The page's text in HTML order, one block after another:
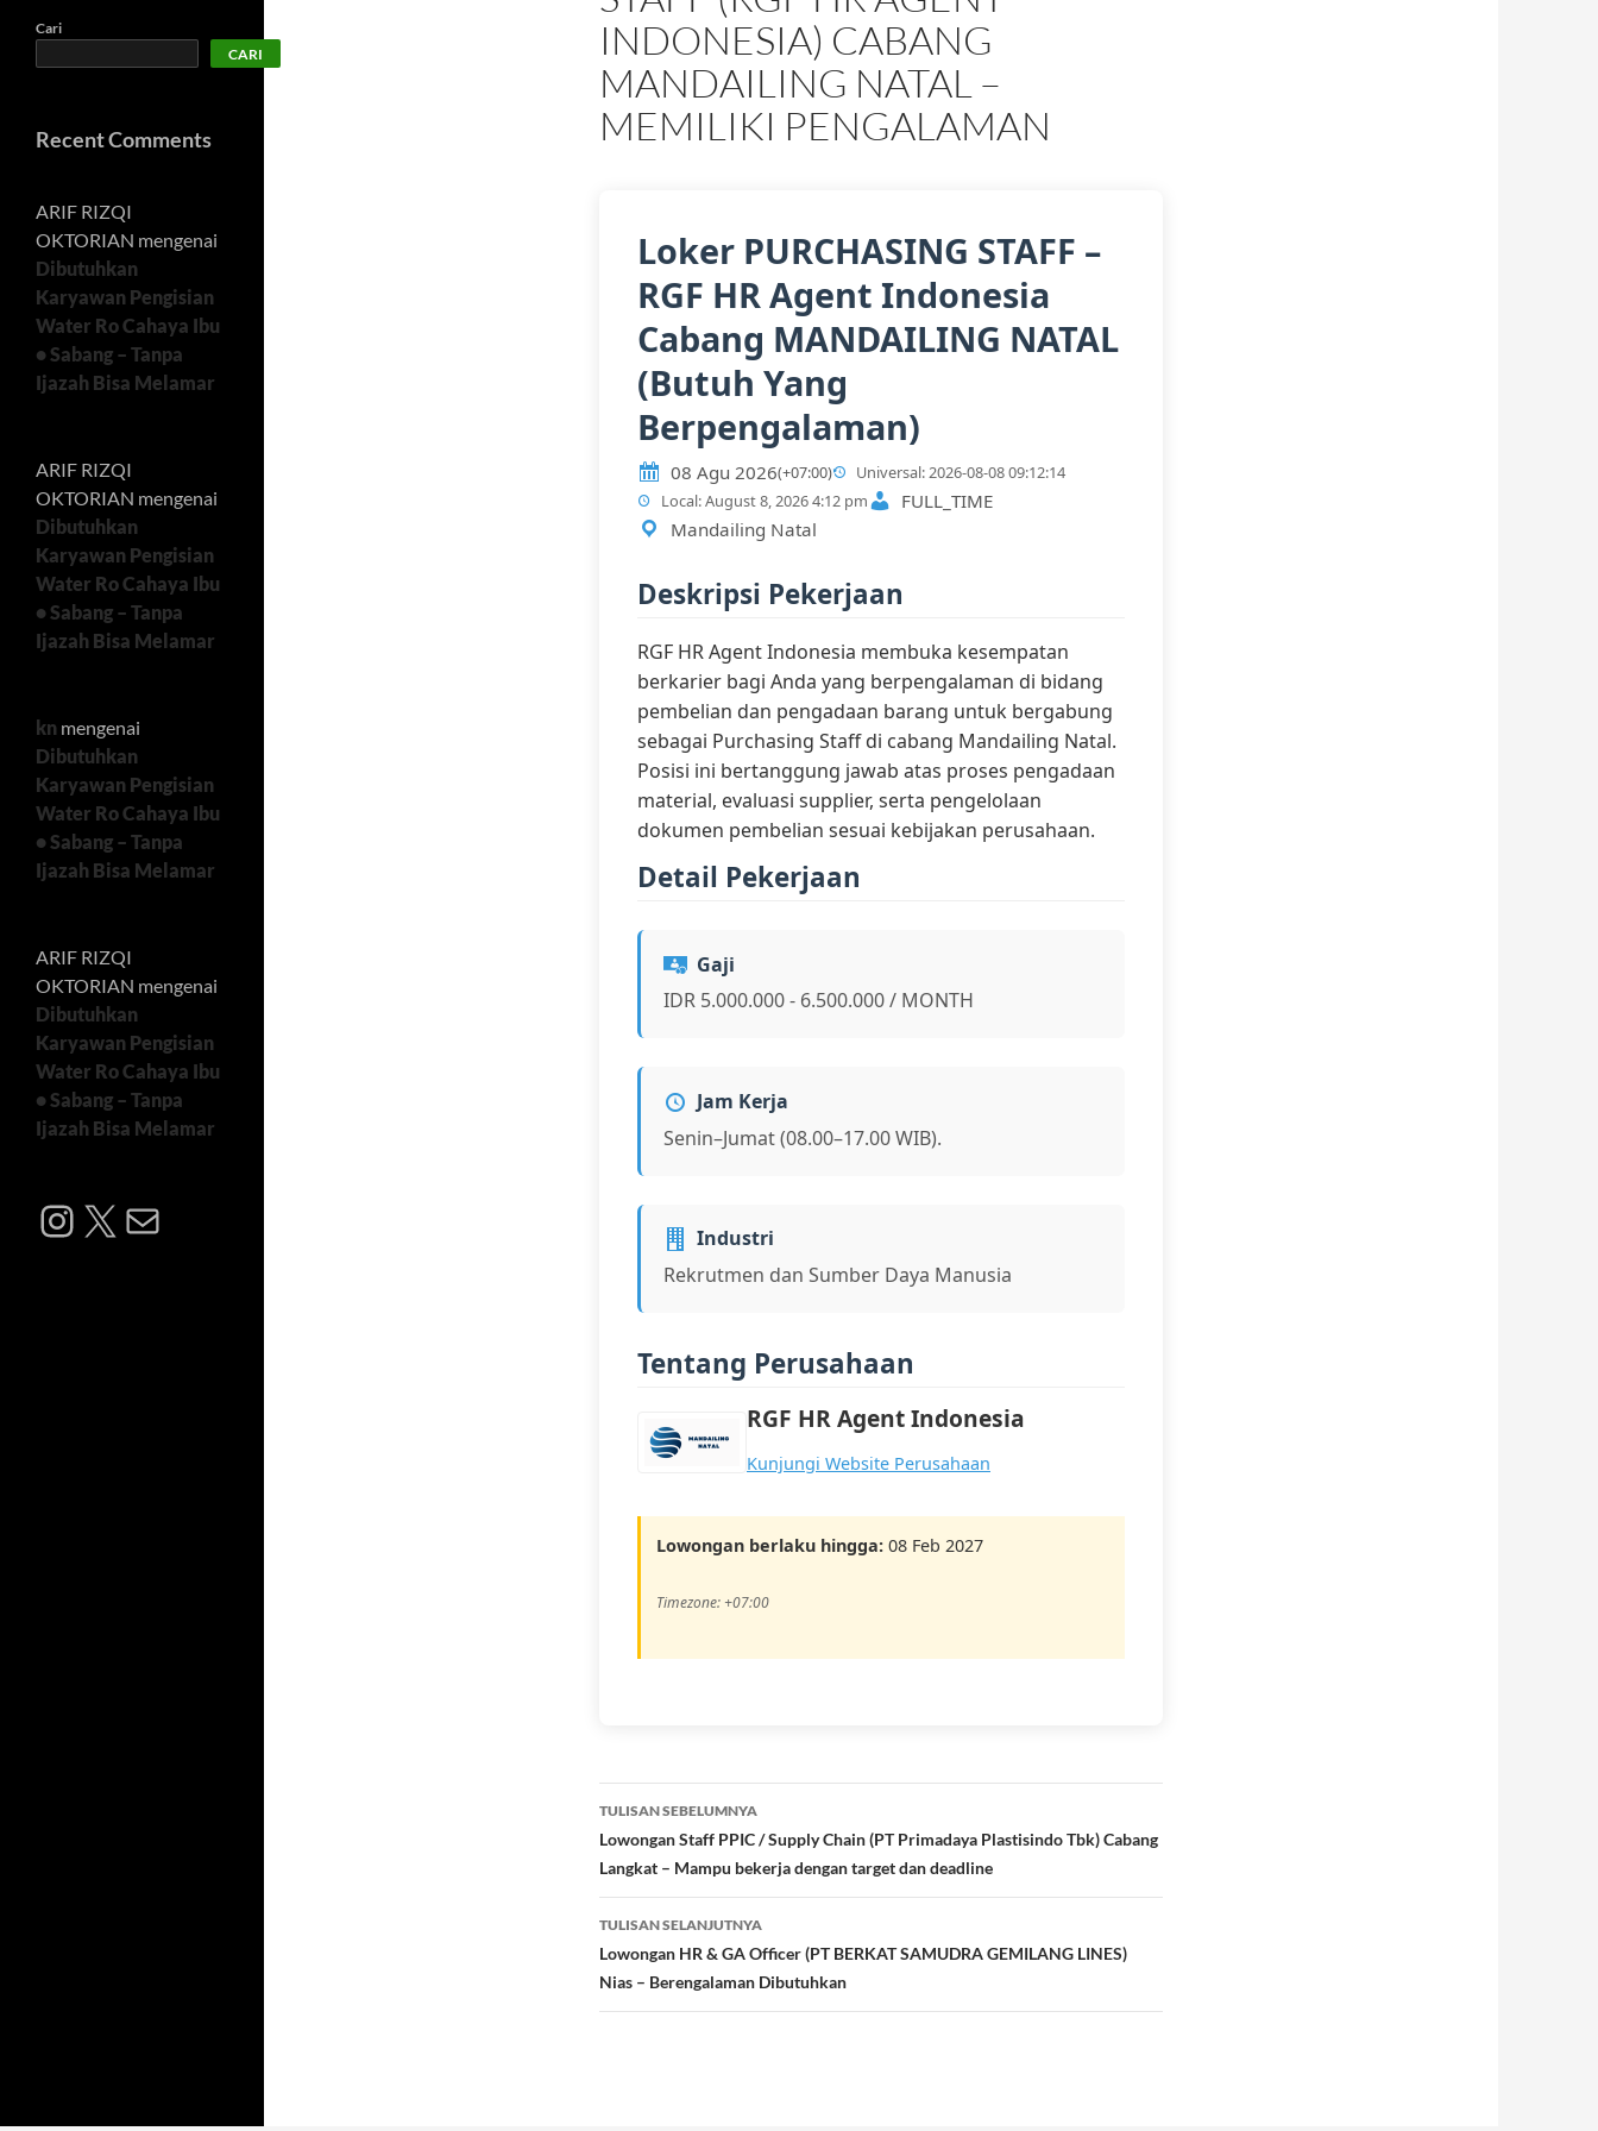
INDONESIA) CABANG
MANDAILING NATAL –
MEMILIKI PENGALAMAN
Loker PURCHASING STAFF –
RGF HR Agent Indonesia
Cabang MANDAILING NATAL
(Butuh Yang
Berpengalaman)
08 Agu 2026(+07:00)
Universal: 2026-08-08 09:12:14
Local: August 8, 2026 4:12 pm
FULL_TIME
Mandailing Natal
Deskripsi Pekerjaan
RGF HR Agent Indonesia membuka kesempatan
berkarier bagi Anda yang berpengalaman di bidang
pembelian dan pengadaan barang untuk bergabung
sebagai Purchasing Staff di cabang Mandailing Natal.
Posisi ini bertanggung jawab atas proses pengadaan
material, evaluasi supplier, serta pengelolaan
dokumen pembelian sesuai kebijakan perusahaan.
Detail Pekerjaan
Gaji
IDR 5.000.000 - 6.500.000 / MONTH
Jam Kerja
Senin–Jumat (08.00–17.00 WIB).
Industri
Rekrutmen dan Sumber Daya Manusia
Tentang Perusahaan
RGF HR Agent Indonesia
Kunjungi Website Perusahaan
Lowongan berlaku hingga:08 Feb 2027
Timezone: +07:00
Navigasi
Tulisan
TULISAN SEBELUMNYA
Lowongan Staff PPIC / Supply Chain (PT Primadaya Plastisindo Tbk) Cabang
Langkat – Mampu bekerja dengan target dan deadline
TULISAN SELANJUTNYA
Lowongan HR & GA Officer (PT BERKAT SAMUDRA GEMILANG LINES)
Nias – Berengalaman Dibutuhkan
Cari
CARI
Recent Comments
ARIF RIZQI
OKTORIAN mengenai
Dibutuhkan
Karyawan Pengisian
Water Ro Cahaya Ibu
• Sabang – Tanpa
Ijazah Bisa Melamar
ARIF RIZQI
OKTORIAN mengenai
Dibutuhkan
Karyawan Pengisian
Water Ro Cahaya Ibu
• Sabang – Tanpa
Ijazah Bisa Melamar
kn mengenai
Dibutuhkan
Karyawan Pengisian
Water Ro Cahaya Ibu
• Sabang – Tanpa
Ijazah Bisa Melamar
ARIF RIZQI
OKTORIAN mengenai
Dibutuhkan
Karyawan Pengisian
Water Ro Cahaya Ibu
• Sabang – Tanpa
Ijazah Bisa Melamar
Instagram
X Mail